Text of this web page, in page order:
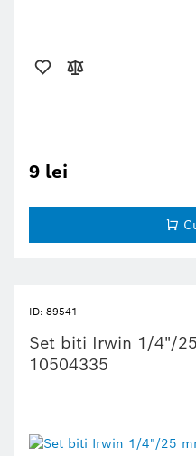
9 lei
ID: 89541
Set biti Irwin 1/4"/
10504335